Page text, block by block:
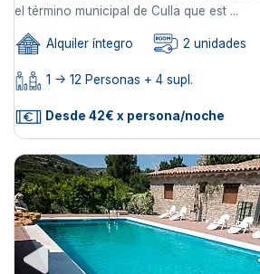
el término municipal de Culla que est ...
Alquiler íntegro 2 unidades
1 -> 12 Personas + 4 supl.
Desde 42€ x persona/noche